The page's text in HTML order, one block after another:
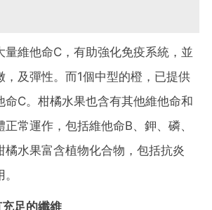
量維他命C，有助強化免疫系統，並
，及彈性。而1個中型的橙，已提供
命C。柑橘水果也含有其他維他命和
常運作，包括維他命B、鉀、磷、
橘水果富含植物化合物，包括抗炎
足的纖維